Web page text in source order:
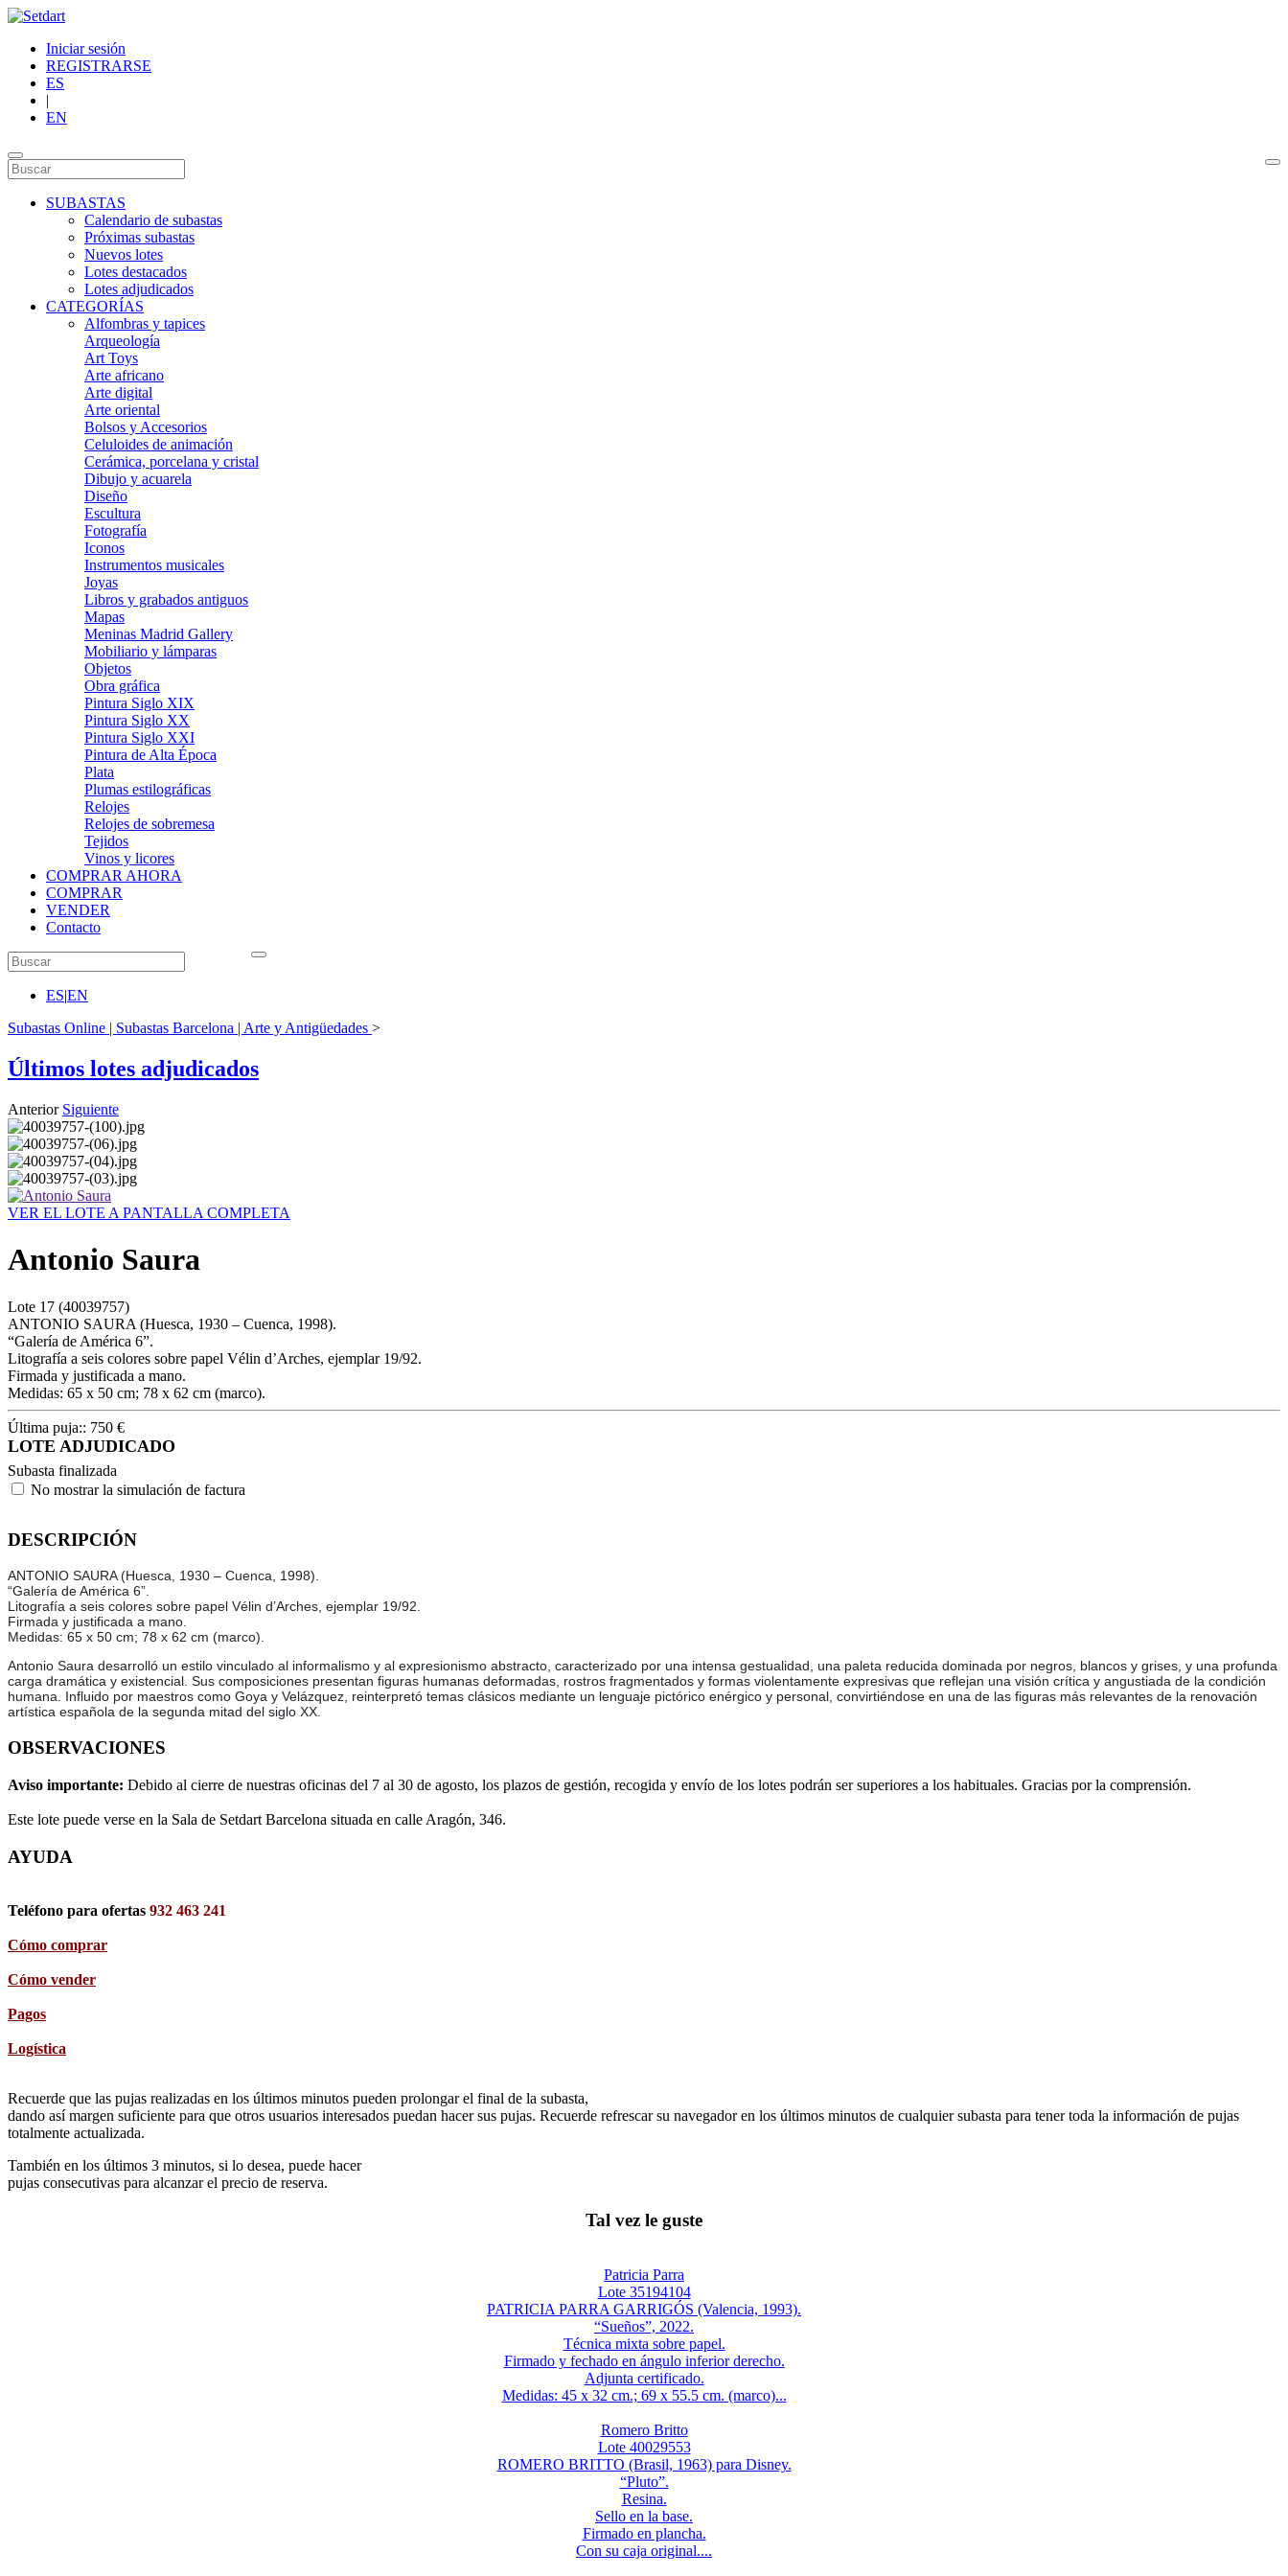
Iniciar sesión
REGISTRARSE
ES
|
EN
SUBASTAS
Calendario de subastas
Próximas subastas
Nuevos lotes
Lotes destacados
Lotes adjudicados
CATEGORÍAS
Alfombras y tapices
Arqueología
Art Toys
Arte africano
Arte digital
Arte oriental
Bolsos y Accesorios
Celuloides de animación
Cerámica, porcelana y cristal
Dibujo y acuarela
Diseño
Escultura
Fotografía
Iconos
Instrumentos musicales
Joyas
Libros y grabados antiguos
Mapas
Meninas Madrid Gallery
Mobiliario y lámparas
Objetos
Obra gráfica
Pintura Siglo XIX
Pintura Siglo XX
Pintura Siglo XXI
Pintura de Alta Época
Plata
Plumas estilográficas
Relojes
Relojes de sobremesa
Tejidos
Vinos y licores
COMPRAR AHORA
COMPRAR
VENDER
Contacto
ES|EN
Subastas Online | Subastas Barcelona | Arte y Antigüedades >
Últimos lotes adjudicados
Anterior Siguiente
VER EL LOTE A PANTALLA COMPLETA
Antonio Saura
Lote 17 (40039757)
ANTONIO SAURA (Huesca, 1930 – Cuenca, 1998).
“Galería de América 6”.
Litografía a seis colores sobre papel Vélin d’Arches, ejemplar 19/92.
Firmada y justificada a mano.
Medidas: 65 x 50 cm; 78 x 62 cm (marco).
Última puja:: 750 €
LOTE ADJUDICADO
Subasta finalizada
No mostrar la simulación de factura
DESCRIPCIÓN
ANTONIO SAURA (Huesca, 1930 – Cuenca, 1998).
“Galería de América 6”.
Litografía a seis colores sobre papel Vélin d’Arches, ejemplar 19/92.
Firmada y justificada a mano.
Medidas: 65 x 50 cm; 78 x 62 cm (marco).
Antonio Saura desarrolló un estilo vinculado al informalismo y al expresionismo abstracto, caracterizado por una intensa gestualidad, una paleta reducida dominada por negros, blancos y grises, y una profunda
carga dramática y existencial. Sus composiciones presentan figuras humanas deformadas, rostros fragmentados y formas violentamente expresivas que reflejan una visión crítica y angustiada de la condición
humana. Influido por maestros como Goya y Velázquez, reinterpretó temas clásicos mediante un lenguaje pictórico enérgico y personal, convirtiéndose en una de las figuras más relevantes de la renovación
artística española de la segunda mitad del siglo XX.
OBSERVACIONES
Aviso importante: Debido al cierre de nuestras oficinas del 7 al 30 de agosto, los plazos de gestión, recogida y envío de los lotes podrán ser superiores a los habituales. Gracias por la comprensión.
Este lote puede verse en la Sala de Setdart Barcelona situada en calle Aragón, 346.
AYUDA
Teléfono para ofertas 932 463 241
Cómo comprar
Cómo vender
Pagos
Logística
Recuerde que las pujas realizadas en los últimos minutos pueden prolongar el final de la subasta,
dando así margen suficiente para que otros usuarios interesados puedan hacer sus pujas. Recuerde refrescar su navegador en los últimos minutos de cualquier subasta para tener toda la información de pujas
totalmente actualizada.
También en los últimos 3 minutos, si lo desea, puede hacer
pujas consecutivas para alcanzar el precio de reserva.
Tal vez le guste
Patricia Parra
Lote 35194104
PATRICIA PARRA GARRIGÓS (Valencia, 1993).
“Sueños”, 2022.
Técnica mixta sobre papel.
Firmado y fechado en ángulo inferior derecho.
Adjunta certificado.
Medidas: 45 x 32 cm.; 69 x 55.5 cm. (marco)...
Romero Britto
Lote 40029553
ROMERO BRITTO (Brasil, 1963) para Disney.
“Pluto”.
Resina.
Sello en la base.
Firmado en plancha.
Con su caja original....